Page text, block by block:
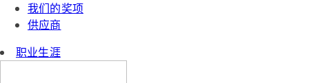
我们的奖项
供应商
职业生涯